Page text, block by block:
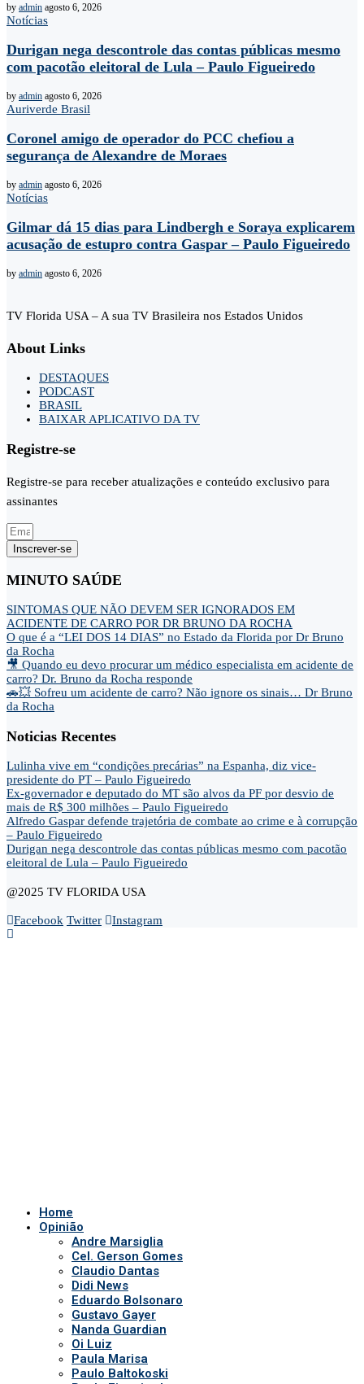
by admin agosto 6, 2026
Notícias
Durigan nega descontrole das contas públicas mesmo
com pacotão eleitoral de Lula – Paulo Figueiredo
by admin agosto 6, 2026
Auriverde Brasil
Coronel amigo de operador do PCC chefiou a
segurança de Alexandre de Moraes
by admin agosto 6, 2026
Notícias
Gilmar dá 15 dias para Lindbergh e Soraya explicarem
acusação de estupro contra Gaspar – Paulo Figueiredo
by admin agosto 6, 2026
TV Florida USA – A sua TV Brasileira nos Estados Unidos
About Links
DESTAQUES
PODCAST
BRASIL
BAIXAR APLICATIVO DA TV
Registre-se
Registre-se para receber atualizações e conteúdo exclusivo para
assinantes
Inscrever-se
MINUTO SAÚDE
SINTOMAS QUE NÃO DEVEM SER IGNORADOS EM
ACIDENTE DE CARRO POR DR BRUNO DA ROCHA
O que é a “LEI DOS 14 DIAS” no Estado da Florida por Dr Bruno
da Rocha
🎥 Quando eu devo procurar um médico especialista em acidente de
carro? Dr. Bruno da Rocha responde
🚗💥 Sofreu um acidente de carro? Não ignore os sinais… Dr Bruno
da Rocha
Noticias Recentes
Lulinha vive em “condições precárias” na Espanha, diz vice-
presidente do PT – Paulo Figueiredo
Ex-governador e deputado do MT são alvos da PF por desvio de
mais de R$ 300 milhões – Paulo Figueiredo
Alfredo Gaspar defende trajetória de combate ao crime e à corrupção
– Paulo Figueiredo
Durigan nega descontrole das contas públicas mesmo com pacotão
eleitoral de Lula – Paulo Figueiredo
@2025 TV FLORIDA USA
Facebook Twitter Instagram
Home
Opinião
Andre Marsiglia
Cel. Gerson Gomes
Claudio Dantas
Didi News
Eduardo Bolsonaro
Gustavo Gayer
Nanda Guardian
Oi Luiz
Paula Marisa
Paulo Baltokoski